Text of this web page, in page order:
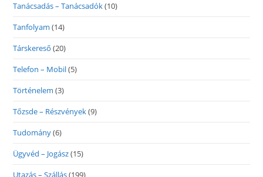
Tanácsadás – Tanácsadók(10)
Tanfolyam (14)
Társkereső (20)
Telefon – Mobil(5)
Történelem (3)
Tőzsde – Részvények(9)
Tudomány(6)
Ügyvéd – Jogász(15)
Utazás – Szállás(199)